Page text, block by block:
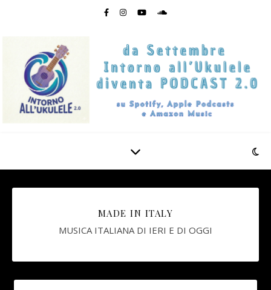
MADE IN ITALY
MUSICA ITALIANA DI IERI E DI OGGI